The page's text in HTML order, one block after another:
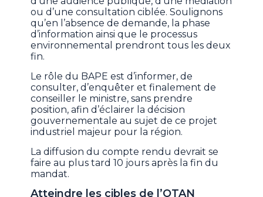
ou d’une consultation ciblée. Soulignons
qu’en l’absence de demande, la phase
d’information ainsi que le processus
environnemental prendront tous les deux
fin.
Le rôle du BAPE est d’informer, de
consulter, d’enquêter et finalement de
conseiller le ministre, sans prendre
position, afin d’éclairer la décision
gouvernementale au sujet de ce projet
industriel majeur pour la région.
La diffusion du compte rendu devrait se
faire au plus tard 10 jours après la fin du
mandat.
Atteindre les cibles de l’OTAN